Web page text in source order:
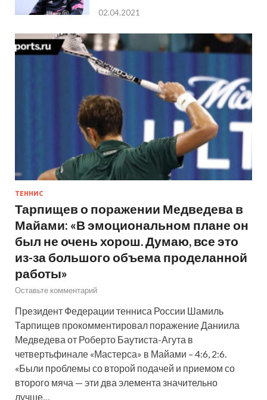
02.04.2021
ТЕННИС
Тарпищев о поражении Медведева в
Майами: «В эмоциональном плане он
был не очень хорош. Думаю, все это
из-за большого объема проделанной
работы»
Оставьте комментарий
Президент Федерации тенниса России Шамиль
Тарпищев прокомментировал поражение Даниила
Медведева от Роберто Баутиста-Агута в
четвертьфинале «Мастерса» в Майами – 4:6, 2:6.
«Были проблемы со второй подачей и приемом со
второго мяча — эти два элемента значительно
лучше…